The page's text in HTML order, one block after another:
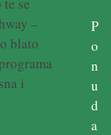
–
blato
i
P
o
n
u
d
a